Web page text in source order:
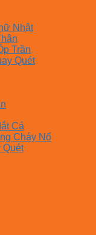
Nhật
Trần
Quét
Cá
Cháy Nổ
Quét